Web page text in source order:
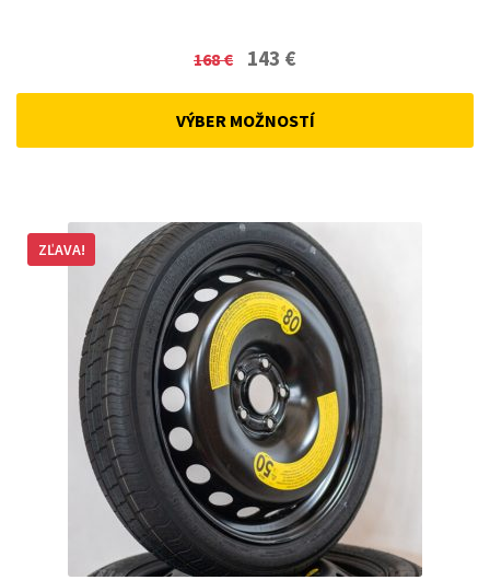
168€
Original
was:
143 €Current
VÝBER MOŽNOSTÍ
ZĽAVA!